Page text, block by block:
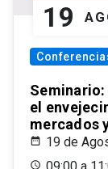
19
Seminario:
el
mercados
19 de